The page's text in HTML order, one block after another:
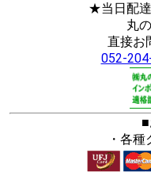
★当日配
丸
直接お
052-
・各